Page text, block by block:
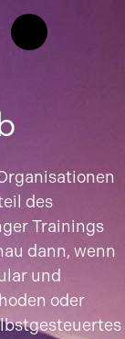
des
Trainings
dann, wenn
und
oder